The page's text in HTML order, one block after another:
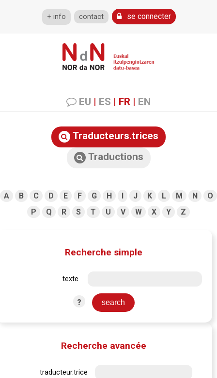
+ info contact se connecter
EU | ES | FR | EN
Traducteurs.trices
Traductions
A B C D E F G H I J K L M N
O
P
Q R S T U V W X Y Z
Recherche simple
texte
?
Recherche avancée
traducteur.trice